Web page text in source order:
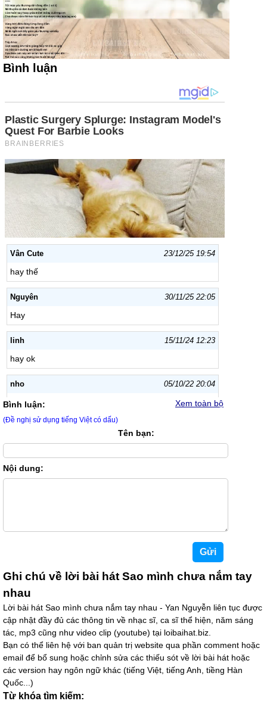
Bình luận
Vân Cute 23/12/25 19:54
hay thế
Nguyên 30/11/25 22:05
Hay
linh 15/11/24 12:23
hay ok
nho 05/10/22 20:04
nho Xem toàn bộ
Bình luận:
(Đề nghị sử dụng tiếng Việt có dấu)
Tên bạn:
Nội dung:
Ghi chú về lời bài hát Sao mình chưa nắm tay
nhau
Lời bài hát Sao mình chưa nắm tay nhau - Yan Nguyễn liên tục được
cập nhật đầy đủ các thông tin về nhạc sĩ, ca sĩ thể hiện, năm sáng
tác, mp3 cũng như video clip (youtube) tại loibaihat.biz.
Bạn có thể liên hệ với ban quản trị website qua phần comment hoặc
email để bổ sung hoặc chỉnh sửa các thiếu sót về lời bài hát hoặc
các version hay ngôn ngữ khác (tiếng Việt, tiếng Anh, tiềng Hàn
Quốc...)
Từ khóa tìm kiếm: